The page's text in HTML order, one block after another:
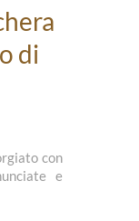
di
con
e